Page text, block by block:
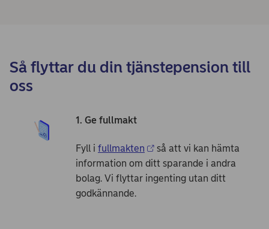
Så flyttar du din tjänstepension till
oss
1. Ge fullmakt
Fyll i fullmakten
så att vi kan hämta
information om ditt sparande i andra
bolag. Vi flyttar ingenting utan ditt
godkännande.